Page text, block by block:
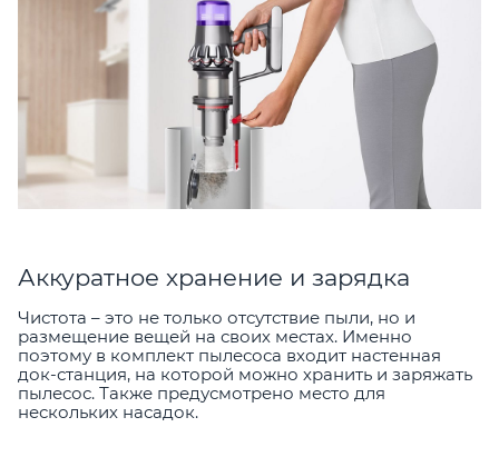
Аккуратное хранение и зарядка
Чистота – это не только отсутствие пыли, но и
размещение вещей на своих местах. Именно
поэтому в комплект пылесоса входит настенная
док-станция, на которой можно хранить и заряжать
пылесос. Также предусмотрено место для
нескольких насадок.